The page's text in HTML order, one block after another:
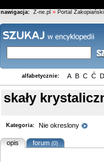
nawigacja: Z-ne.pl » Portal Zakopiański
alfabetycznie: A B C Ć D
skały
Kategoria: Nie okreslony
opis forum(0)